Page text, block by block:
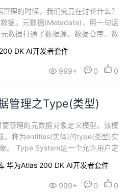
理的时候，我们究竟在讨论什么？
据。元数据(Metadata)，用一句话
数据打通了数据源、数据仓库、数
价值在于数据驱动决策，通过数据
判断趋势，帮住我们发现问题，继
DK AI开发者套件
999+ 0 0
管理之Type(类型)
管理的元数据对象定义模型。该模
。称为entities(实体)的type(类型)实
。 Type System是一个允许用户定
模并表示为实体。要在Atlas中存储
系统组件的概...
华为Atlas 200 DK AI开发者套件
999+ 0 0